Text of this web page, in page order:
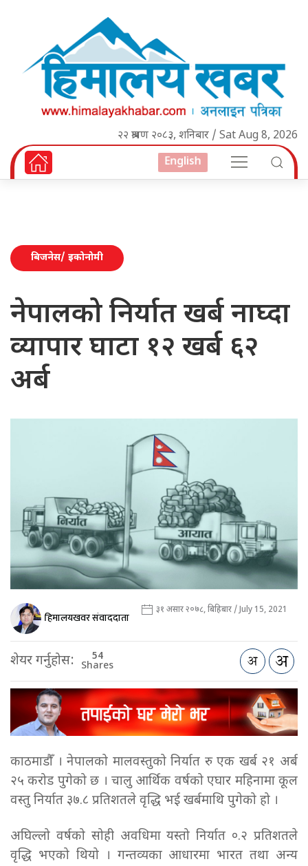
२२ श्रावण २०८३, शनिबार / Sat Aug 8, 2026
English
बिजनेस/ इकोनोमी
नेपालको निर्यात खर्ब नाघ्दा
व्यापार घाटा १२ खर्ब ६२
अर्ब
हिमालयखवर संवाददाता ३१ असार २०७८, बिहिबार / July 15, 2021
शेयर गर्नुहोस: 54
Shares
काठमाडौँ । नेपालको मालवस्तुको निर्यात रु एक खर्ब २१ अर्ब
२५ करोड पुगेको छ । चालु आर्थिक वर्षको एघार महिनामा कूल
वस्तु निर्यात ३७.८ प्रतिशतले वृद्धि भई खर्बमाथि पुगेको हो ।
अघिल्लो वर्षको सोही अवधिमा यस्तो निर्यात ०.२ प्रतिशतले
वृद्धि भएको थियो । गन्तव्यका आधारमा भारत तथा अन्य